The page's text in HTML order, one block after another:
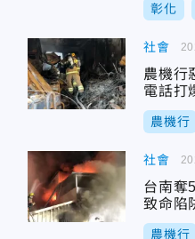
彰化
社會
農機行
電話打
戶帳號
農機行
社會
台南奪
致命陷
農機行